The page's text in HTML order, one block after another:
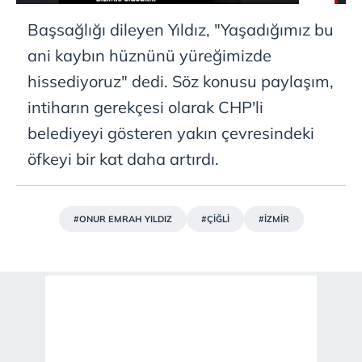
Başsağlığı dileyen Yıldız, "Yaşadığımız bu
ani kaybın hüznünü yüreğimizde
hissediyoruz" dedi. Söz konusu paylaşım,
intiharın gerekçesi olarak CHP'li
belediyeyi gösteren yakın çevresindeki
öfkeyi bir kat daha artırdı.
#ONUR EMRAH YILDIZ #ÇİĞLİ #İZMİR